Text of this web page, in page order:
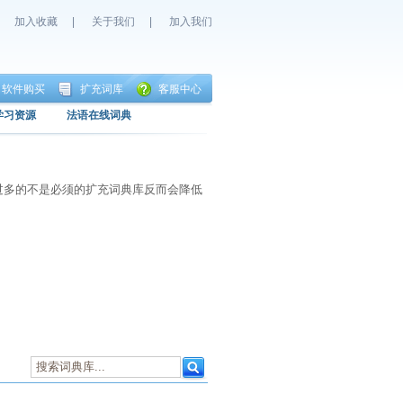
加入收藏 关于我们 加入我们
软件购买 扩充词库 客服中心
习资源 法语在线词典
的不是必须的扩充词典库反而会降低